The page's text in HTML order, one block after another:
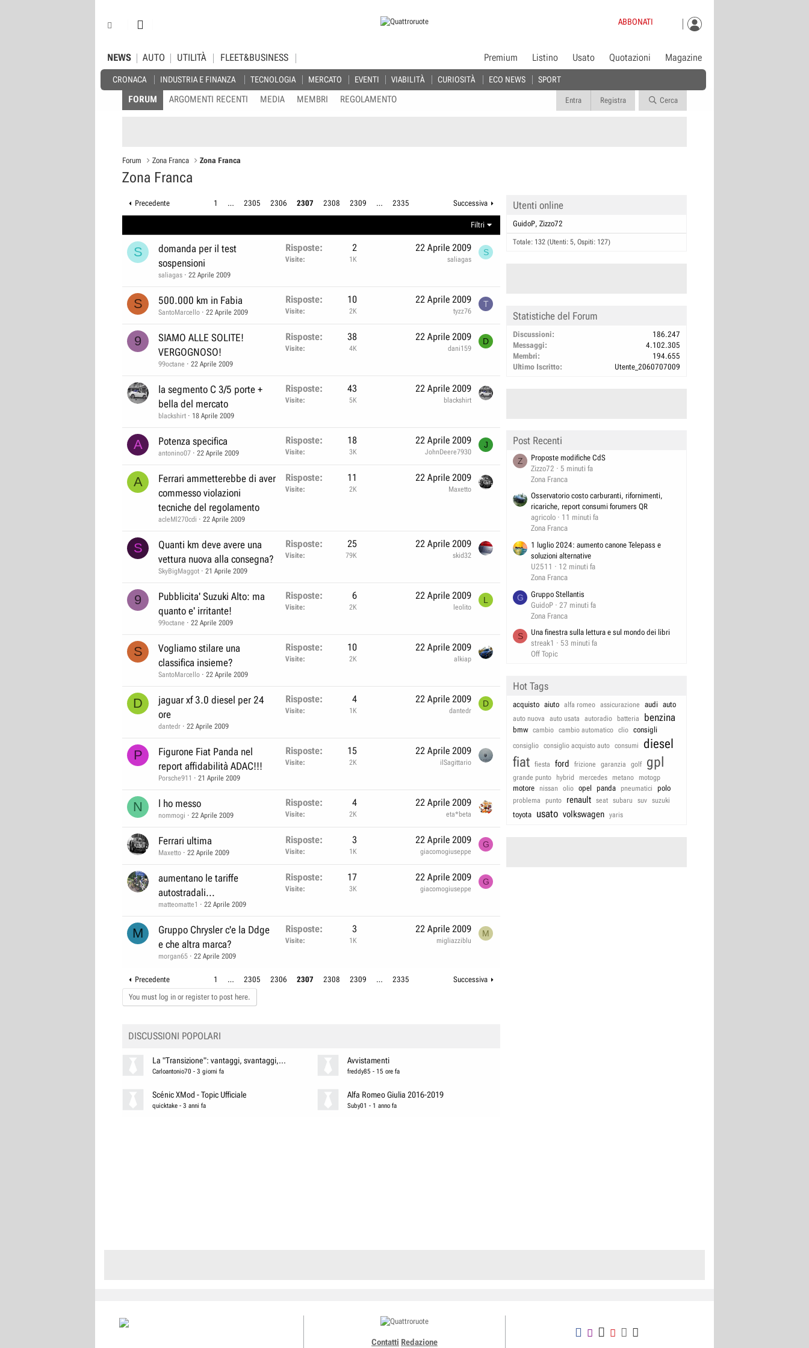
ABBONATI
NEWS
CRONACA INDUSTRIA E FINANZA TECNOLOGIA MERCATO EVENTI VIABILITÀ CURIOSITÀ ECO NEWS SPORT
AUTO UTILITÀ FLEET&BUSINESS Premium Listino Usato Quotazioni Magazine
FORUM ARGOMENTI RECENTI MEDIA MEMBRI REGOLAMENTO Entra Registra Cerca
Forum Zona Franca Zona Franca
Zona Franca
Precedente 1 … 2305 2306 2307 2308 2309 … 2335 Successiva
Filtri
S
domanda per il test
sospensioni
saliagas 22 Aprile 2009
Risposte 2
Visite 1K
22 Aprile 2009
saliagas
S
S 500.000 km in Fabia
SantoMarcello 22 Aprile 2009
Risposte 10
Visite 2K
22 Aprile 2009
tyzz76
T
9
SIAMO ALLE SOLITE!
VERGOGNOSO!
99octane 22 Aprile 2009
Risposte 38
Visite 4K
22 Aprile 2009
dani159
D
la segmento C 3/5 porte +
bella del mercato
blackshirt 18 Aprile 2009
Risposte 43
Visite 5K
22 Aprile 2009
blackshirt
A Potenza specifica
antonino07 22 Aprile 2009
Risposte 18
Visite 3K
22 Aprile 2009
JohnDeere7930
J
A
Ferrari ammetterebbe di aver
commesso violazioni
tecniche del regolamento
acleMl270cdi 22 Aprile 2009
Risposte 11
Visite 2K
22 Aprile 2009
Maxetto
S
Quanti km deve avere una
vettura nuova alla consegna?
SkyBigMaggot 21 Aprile 2009
Risposte 25
Visite 79K
22 Aprile 2009
skid32
9
Pubblicita' Suzuki Alto: ma
quanto e' irritante!
99octane 22 Aprile 2009
Risposte 6
Visite 2K
22 Aprile 2009
leolito
L
S
Vogliamo stilare una
classifica insieme?
SantoMarcello 22 Aprile 2009
Risposte 10
Visite 2K
22 Aprile 2009
alkiap
D
jaguar xf 3.0 diesel per 24
ore
dantedr 22 Aprile 2009
Risposte 4
Visite 1K
22 Aprile 2009
dantedr
D
P
Figurone Fiat Panda nel
report affidabilità ADAC!!!
Porsche911 21 Aprile 2009
Risposte 15
Visite 2K
22 Aprile 2009
ilSagittario
N l ho messo
nommogi 22 Aprile 2009
Risposte 4
Visite 2K
22 Aprile 2009
eta*beta
Ferrari ultima
Maxetto 22 Aprile 2009
Risposte 3
Visite 1K
22 Aprile 2009
giacomogiuseppe
G
aumentano le tariffe
autostradali...
matteomatte1 22 Aprile 2009
Risposte 17
Visite 3K
22 Aprile 2009
giacomogiuseppe
G
M
Gruppo Chrysler c'e la Ddge
e che altra marca?
morgan65 22 Aprile 2009
Risposte 3
Visite 1K
22 Aprile 2009
migliazziblu
M
Precedente 1 … 2305 2306 2307 2308 2309 … 2335
Successiva
You must log in or register to post here.
DISCUSSIONI POPOLARI
La "Transizione": vantaggi, svantaggi,...
Carloantonio70 - 3 giorni fa
Avvistamenti
freddy85 - 15 ore fa
Scénic XMod - Topic Ufficiale
quicktake - 3 anni fa
Alfa Romeo Giulia 2016-2019
Suby01 - 1 anno fa
Utenti online
GuidoP Zizzo72
Totale: 132 (Utenti: 5, Ospiti: 127)
Statistiche del Forum
Discussioni
186.247
Messaggi
4.102.305
Membri
194.655
Ultimo Iscritto
Utente_2060707009
Post Recenti
Z
Proposte modifiche CdS
Zizzo72
5 minuti fa
Zona Franca
Osservatorio costo carburanti, rifornimenti,
ricariche, report consumi forumers QR
agricolo
11 minuti fa
Zona Franca
1 luglio 2024: aumento canone Telepass e
soluzioni alternative
U2511
12 minuti fa
Zona Franca
G
Gruppo Stellantis
GuidoP
27 minuti fa
Zona Franca
S
Una finestra sulla lettura e sul mondo dei libri
streak1
53 minuti fa
Off Topic
Hot Tags
acquisto aiuto alfa romeo assicurazione audi auto
auto nuova auto usata autoradio batteria benzina
bmw cambio cambio automatico clio consigli
consiglio consiglio acquisto auto consumi diesel
fiat fiesta ford frizione garanzia golf gpl
grande punto hybrid mercedes metano motogp
motore nissan olio opel panda pneumatici polo
problema punto renault seat subaru suv suzuki
toyota usato volkswagen yaris
Contatti Redazione